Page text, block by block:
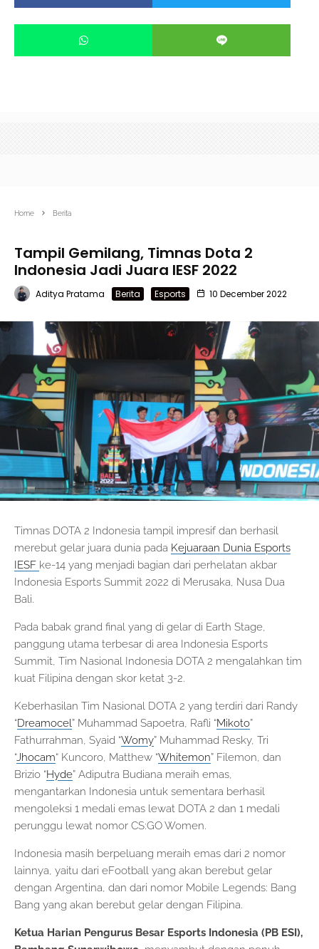
Home Berita
Tampil Gemilang, Timnas Dota 2
Indonesia Jadi Juara IESF 2022
Aditya Pratama Berita Esports 10 December 2022
Timnas DOTA 2 Indonesia tampil impresif dan berhasil
merebut gelar juara dunia pada Kejuaraan Dunia Esports
IESF ke-14 yang menjadi bagian dari perhelatan akbar
Indonesia Esports Summit 2022 di Merusaka, Nusa Dua
Bali.
Pada babak grand final yang di gelar di Earth Stage,
panggung utama terbesar di area Indonesia Esports
Summit, Tim Nasional Indonesia DOTA 2 mengalahkan tim
kuat Filipina dengan skor ketat 3-2.
Keberhasilan Tim Nasional DOTA 2 yang terdiri dari Randy
“Dreamocel” Muhammad Sapoetra, Rafli “Mikoto”
Fathurrahman, Syaid “Womy” Muhammad Resky, Tri
“Jhocam“ Kuncoro, Matthew “Whitemon” Filemon, dan
Brizio “Hyde” Adiputra Budiana meraih emas,
mengantarkan Indonesia untuk sementara berhasil
mengoleksi 1 medali emas lewat DOTA 2 dan 1 medali
perunggu lewat nomor CS:GO Women.
Indonesia masih berpeluang meraih emas dari 2 nomor
lainnya, yaitu dari eFootball yang akan berebut gelar
dengan Argentina, dan dari nomor Mobile Legends: Bang
Bang yang akan berebut gelar dengan Filipina.
Ketua Harian Pengurus Besar Esports Indonesia (PB ESI),